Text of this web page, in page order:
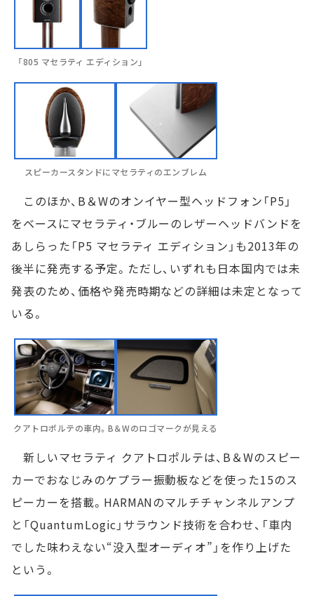
「805 マセラティ エディション」
スピーカースタンドにマセラティのエンブレム
このほか、B＆Wのオンイヤー型ヘッドフォン「P5」
をベースにマセラティ・ブルーのレザーヘッドバンドを
あしらった「P5 マセラティ エディション」も2013年の
後半に発売する予定。ただし、いずれも日本国内では未
発表のため、価格や発売時期などの詳細は未定となって
いる。
クアトロポルテの車内。B＆Wのロゴマークが見える
新しいマセラティ クアトロポルテは、B＆Wのスピー
カーでおなじみのケプラー振動板などを使った15のス
ピーカーを搭載。HARMANのマルチチャンネルアンプ
と「QuantumLogic」サラウンド技術を合わせ、「車内
でした味わえない“没入型オーディオ”」を作り上げた
という。